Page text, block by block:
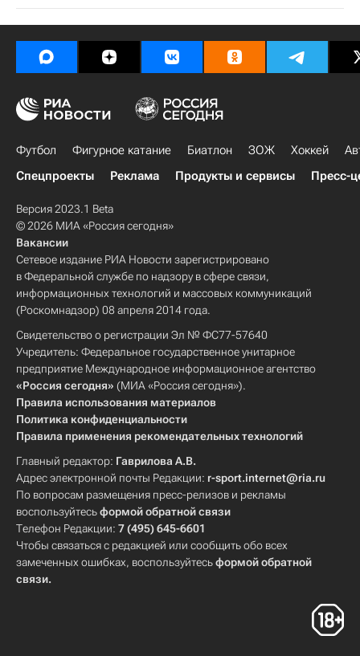
Футбол Фигурное катание Биатлон ЗОЖ Хоккей
Спецпроекты
Реклама Продукты и сервисы Пресс-
Версия 2023.1 Beta
© 2026 МИА «Россия сегодня»
Вакансии
Сетевое издание РИА Новости зарегистрировано
в Федеральной службе по надзору в сфере связи,
информационных технологий и массовых коммуникаций
(Роскомнадзор) 08 апреля 2014 года.
Свидетельство о регистрации Эл № ФС77-57640
Учредитель: Федеральное государственное унитарное
предприятие Международное информационное агентство
«Россия сегодня» (МИА «Россия сегодня»).
Правила использования материалов
Политика конфиденциальности
Правила применения рекомендательных технологий
Главный редактор: Гаврилова А.В.
Адрес электронной почты Редакции: r-sport.internet@ria.ru
По вопросам размещения пресс-релизов и рекламы
воспользуйтесьформой обратной связи
Телефон Редакции: 7 (495) 645-6601
Чтобы связаться с редакцией или сообщить обо всех
замеченных ошибках, воспользуйтесьформой обратной
связи.